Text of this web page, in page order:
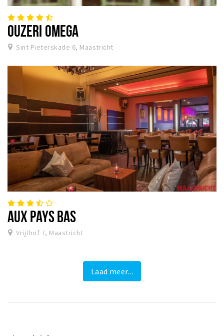
OUZERI OMEGA
Sint Pieterskade 6, Maastricht
AUX PAYS BAS
Vrijthof 7, Maastricht
Laad meer...